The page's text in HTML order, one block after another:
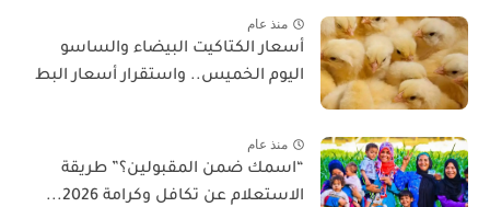
منذ عام
أسعار الكتاكيت البيضاء والساسو
اليوم الخميس.. واستقرار أسعار البط
منذ عام
“اسمك ضمن المقبولين؟” طريقة
الاستعلام عن تكافل وكرامة 2026...